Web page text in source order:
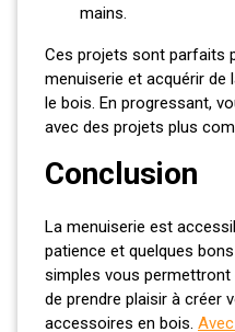
mains.
Ces projets sont parfaits
menuiserie et acquérir de
le bois. En progressant,
avec des projets plus
Conclusion
La menuiserie est
patience et quelques
simples vous
de prendre plaisir à créer
accessoires en bois.